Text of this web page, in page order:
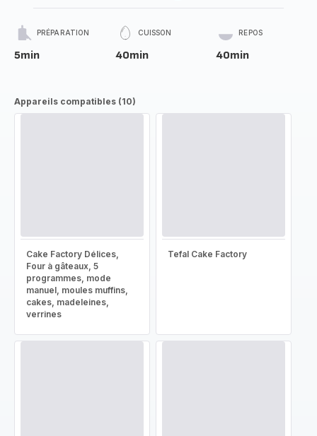
PRÉPARATION
5min
CUISSON
40min
REPOS
40min
Appareils compatibles (10)
Cake Factory Délices,
Four à gâteaux, 5
programmes, mode
manuel, moules muffins,
cakes, madeleines,
verrines
Tefal Cake Factory